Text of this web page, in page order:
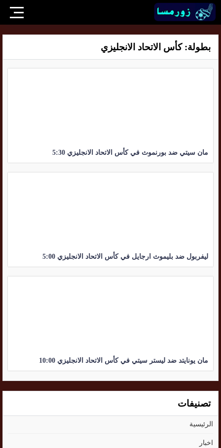
بطولة:كأس الاتحاد الانجليزي
مان سيتي ضد بورنموث في كأس الاتحاد الانجليزي 5:30
ليفربول ضد بليموث ارجايل في كأس الاتحاد الانجليزي 5:00
مان يونايتد ضد ليستر سيتي في كأس الاتحاد الانجليزي 10:00
تصنيفات
الرئيسية
اخبار